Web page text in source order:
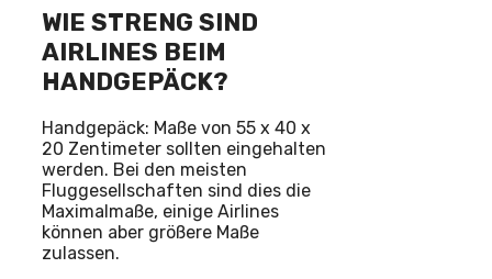
WIE STRENG SIND
AIRLINES BEIM
HANDGEPÄCK?
Handgepäck: Maße von 55 x 40 x
20 Zentimeter sollten eingehalten
werden. Bei den meisten
Fluggesellschaften sind dies die
Maximalmaße, einige Airlines
können aber größere Maße
zulassen.